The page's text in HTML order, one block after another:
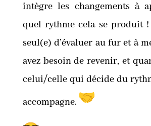
intègre les changements à
quel rythme cela se produit !
seul(e) d’évaluer au fur et à
avez besoin de revenir, et
celui/celle qui décide du
accompagne.